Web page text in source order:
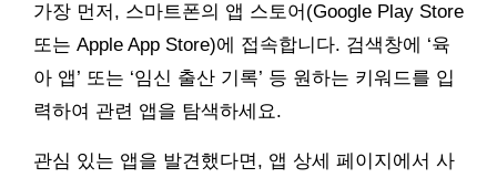
가장 먼저, 스마트폰의 앱 스토어(Google Play Store
또는 Apple App Store)에 접속합니다. 검색창에 ‘육
아 앱’ 또는 ‘임신 출산 기록’ 등 원하는 키워드를 입
력하여 관련 앱을 탐색하세요.
관심 있는 앱을 발견했다면, 앱 상세 페이지에서 사